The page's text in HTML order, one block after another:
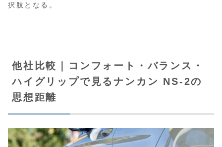
択肢となる。
他社比較｜コンフォート・バランス・
ハイグリップで見るナンカン NS-2の
思想距離